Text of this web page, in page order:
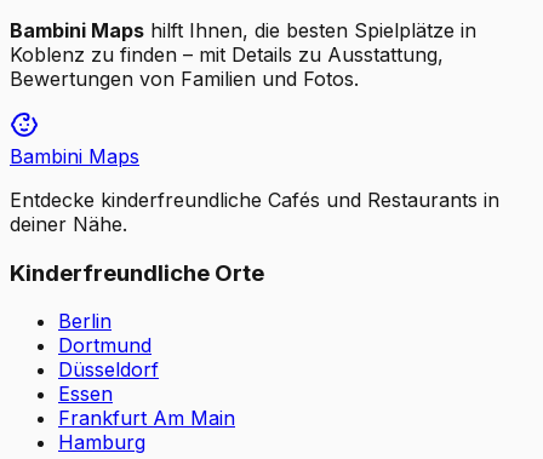
Bambini Maps hilft Ihnen, die besten Spielplätze in
Koblenz zu finden – mit Details zu Ausstattung,
Bewertungen von Familien und Fotos.
Bambini Maps
Entdecke kinderfreundliche Cafés und Restaurants in
deiner Nähe.
Kinderfreundliche Orte
Berlin
Dortmund
Düsseldorf
Essen
Frankfurt Am Main
Hamburg